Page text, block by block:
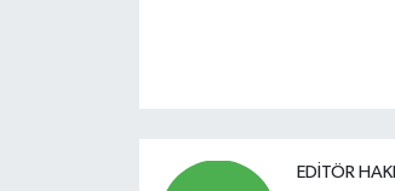
EDITÖR